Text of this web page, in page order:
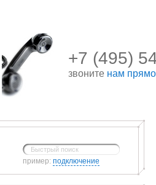
+7 (495)
звоните нам
пример: подключение